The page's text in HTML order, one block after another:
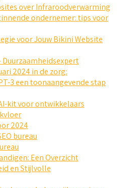
over Infraroodverwarming
ondernemer: tips voor
voor Jouw Bikini Website
2024 in de zorg:
3 een toonaangevende stap
kit voor ontwikkelaars
2024
bureau
Een Overzicht
en Stijlvolle